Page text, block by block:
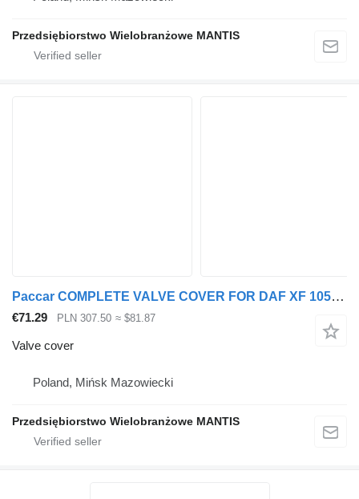
Przedsiębiorstwo Wielobranżowe MANTIS
Paccar COMPLETE VALVE COVER FOR DAF XF 105 ENGINE 410KM / 460KM / 510 for truck tractor
€71.29 PLN 307.50 ≈ $81.87
Valve cover
Poland, Mińsk Mazowiecki
Przedsiębiorstwo Wielobranżowe MANTIS